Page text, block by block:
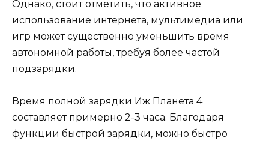
Однако, стоит отметить, что активное
использование интернета, мультимедиа или
игр может существенно уменьшить время
автономной работы, требуя более частой
подзарядки.
Время полной зарядки Иж Планета 4
составляет примерно 2-3 часа. Благодаря
функции быстрой зарядки, можно быстро